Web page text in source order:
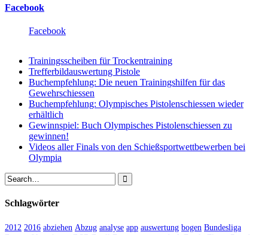
Facebook
Facebook
Trainingsscheiben für Trockentraining
Trefferbildauswertung Pistole
Buchempfehlung: Die neuen Trainingshilfen für das
Gewehrschiessen
Buchempfehlung: Olympisches Pistolenschiessen wieder
erhältlich
Gewinnspiel: Buch Olympisches Pistolenschiessen zu
gewinnen!
Videos aller Finals von den Schießsportwettbewerben bei
Olympia
Schlagwörter
2012 2016 abziehen Abzug analyse app auswertung bogen Bundesliga